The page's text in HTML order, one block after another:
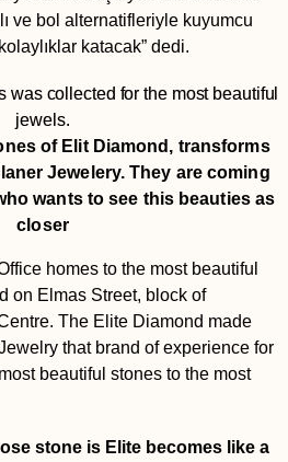
ve bol alternatifleriyle kuyumcu
katacak” dedi.
was collected for the most beautiful
jewels.
of Elit Diamond, transforms
Jewelery. They are coming
wants to see this beauties as
closer
homes to the most beautiful
on Elmas Street, block of
The Elite Diamond made
that brand of experience for
beautiful stones to the most
stone is Elite becomes like a